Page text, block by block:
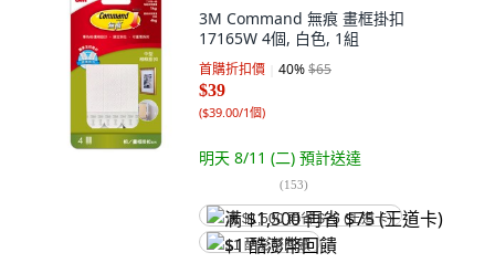
3M Command 無痕 畫框掛扣
17165W 4個, 白色, 1組
首購折扣價 40%$65
$39
($39.00/1個)
明天 8/11 (二) 預計送達
(153)
满 $1,500 再省 $75 (王道卡)
$1 酷澎幣回饋